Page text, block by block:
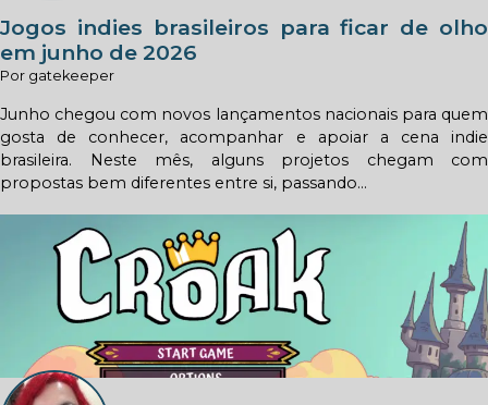
Jogos indies brasileiros para ficar de olho
em junho de 2026
Por gatekeeper
Junho chegou com novos lançamentos nacionais para quem
gosta de conhecer, acompanhar e apoiar a cena indie
brasileira. Neste mês, alguns projetos chegam com
propostas bem diferentes entre si, passando...